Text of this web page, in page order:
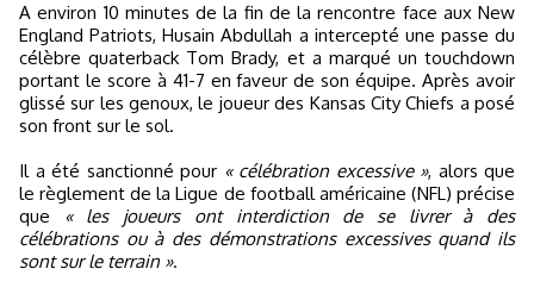
A environ 10 minutes de la fin de la rencontre face aux New
England Patriots, Husain Abdullah a intercepté une passe du
célèbre quaterback Tom Brady, et a marqué un touchdown
portant le score à 41-7 en faveur de son équipe. Après avoir
glissé sur les genoux, le joueur des Kansas City Chiefs a posé
son front sur le sol.
Il a été sanctionné pour « célébration excessive », alors que
le règlement de la Ligue de football américaine (NFL) précise
que
« les joueurs ont interdiction de se livrer à des
célébrations ou à des démonstrations excessives quand ils
sont sur le terrain ».